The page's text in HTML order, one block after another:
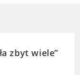
zbyt wiele”